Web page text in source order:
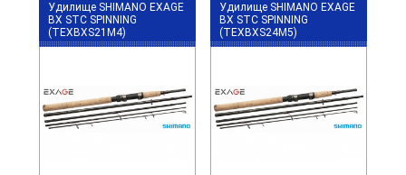
Удилище SHIMANO EXAGE
BX STC SPINNING
(TEXBXS21M4)
Удилище SHIMANO EXAGE
BX STC SPINNING
(TEXBXS24M5)